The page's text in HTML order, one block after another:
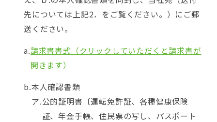
先については上記2．をご覧ください。）にご郵
送ください。
請求書書式（クリックしていただくと請求書が
開きます）
本人確認書類
公的証明書〔運転免許証、各種健康保険
証、年金手帳、住民票の写し、パスポート